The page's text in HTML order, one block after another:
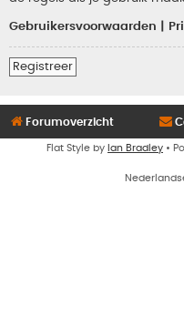
Gebruikersvoorwaarden
Registreer
Forumoverzicht
Flat Style by Ian Bradley •